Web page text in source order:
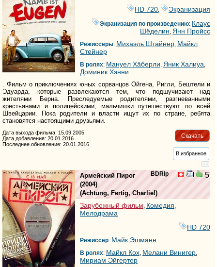
HD 720
Экранизация
Экранизация по произведению: Клаус
Шёделин,Янн Пройсс
Режиссеры: Михаэль Штайнер, Майкл
Стейнер
В ролях: Мануел Хäберли, Яник Халиуа,
Доминик Хэнни
. Фильм о приключениях юных сорванцов Ойгена, Ригли, Бештели и
Эдуарда, которые развлекаются тем, что подшучивают над
жителями Берна. Преследуемые родителями, разгневанными
крестьянами и полицейскими, мальчишки путешествуют по всей
Швейцарии. Пока родители и власти ищут их по стране, ребята
становятся настоящими друзьями.
Скачать
Дата выхода фильма: 15.09.2005
Дата добавления: 20.01.2016
Последнее обновление: 20.01.2016
В избранное
BDRip 5
Армейский Пирог
(2004)
(Achtung, Fertig, Charlie!)
Зарубежный фильм, Комедия,
Мелодрама
HD 720
Режиссер: Майк Эшманн
В ролях: Майкл Кох, Мелани Винигер,
Мириам Эйгертер